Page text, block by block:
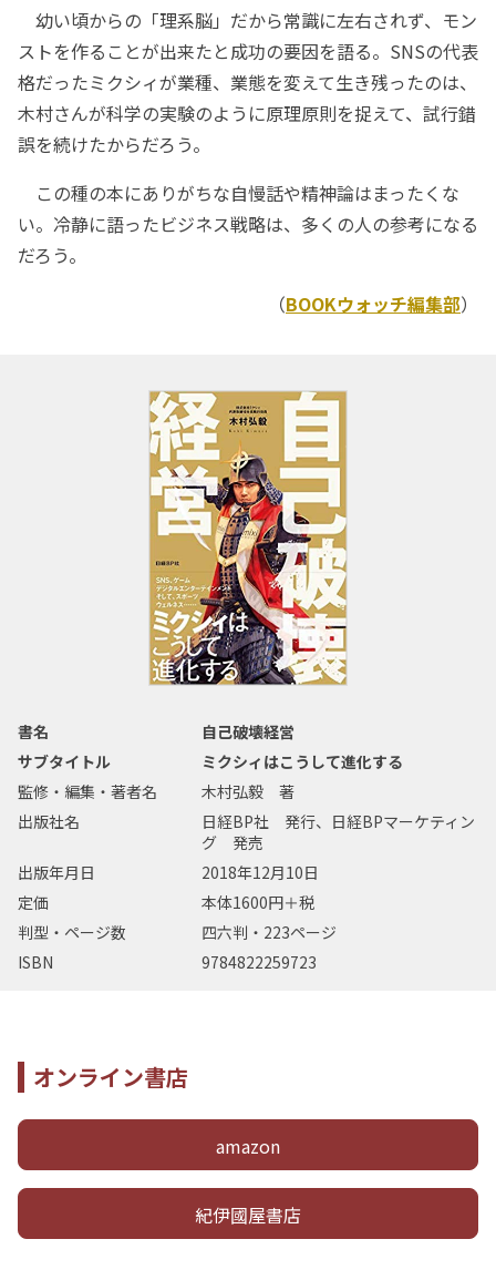
幼い頃からの「理系脳」だから常識に左右されず、モン
ストを作ることが出来たと成功の要因を語る。SNSの代表
格だったミクシィが業種、業態を変えて生き残ったのは、
木村さんが科学の実験のように原理原則を捉えて、試行錯
誤を続けたからだろう。
この種の本にありがちな自慢話や精神論はまったくな
い。冷静に語ったビジネス戦略は、多くの人の参考になる
だろう。
（BOOKウォッチ編集部）
書名
自己破壊経営
サブタイトル
ミクシィはこうして進化する
監修・編集・著者名
木村弘毅 著
出版社名
日経BP社 発行、日経BPマーケティン
グ 発売
出版年月日
2018年12月10日
定価
本体1600円＋税
判型・ページ数
四六判・223ページ
ISBN
9784822259723
オンライン書店
amazon
紀伊國屋書店